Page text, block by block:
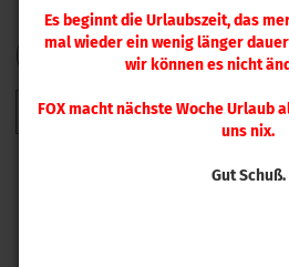
Es beginnt die Urlaubszeit, das
mal wieder ein wenig länger
wir können es nicht
FOX macht nächste Woche Urlaub
uns nix.
Gut Schuß.
FILTERSortieren nach
Sortieren nach
2 3 4 5 6 7 8